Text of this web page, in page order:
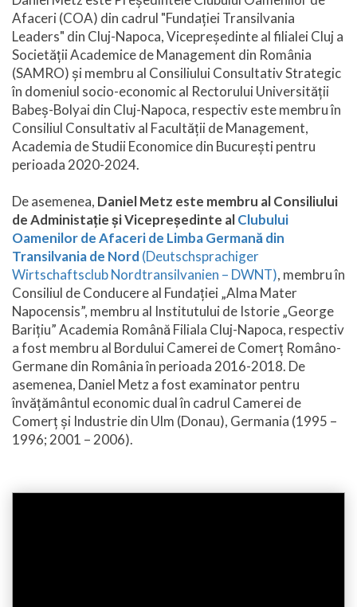
Afaceri (COA) din cadrul "Fundației Transilvania
Leaders" din Cluj-Napoca, Vicepreședinte al filialei Cluj a
Societății Academice de Management din România
(SAMRO) și membru al Consiliului Consultativ Strategic
în domeniul socio-economic al Rectorului Universității
Babeș-Bolyai din Cluj-Napoca, respectiv este membru în
Consiliul Consultativ al Facultății de Management,
Academia de Studii Economice din București pentru
perioada 2020-2024.
De asemenea, Daniel Metz este membru al Consiliului
de Administație și Vicepreședinte alClubului
Oamenilor de Afaceri de Limba Germană din
Transilvania de Nord (Deutschsprachiger
Wirtschaftsclub Nordtransilvanien – DWNT), membru în
Consiliul de Conducere al Fundației „Alma Mater
Napocensis”, membru al Institutului de Istorie „George
Barițiu” Academia Română Filiala Cluj-Napoca, respectiv
a fost membru al Bordului Camerei de Comerț Româno-
Germane din România în perioada 2016-2018. De
asemenea, Daniel Metz a fost examinator pentru
învățământul economic dual în cadrul Camerei de
Comerț și Industrie din Ulm (Donau), Germania (1995 –
1996; 2001 – 2006).